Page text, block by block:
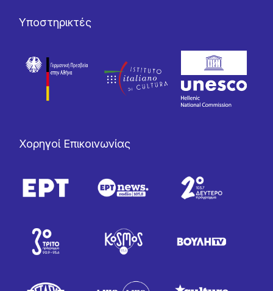
Υποστηρικτές
Χορηγοί Επικοινωνίας